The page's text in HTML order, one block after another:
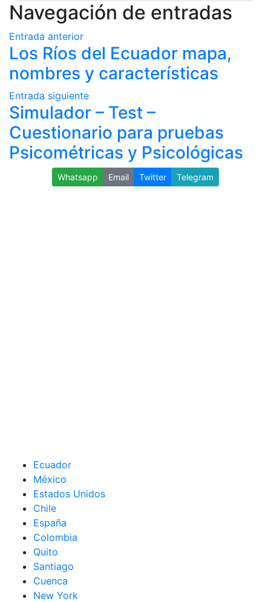
Navegación de entradas
Entrada anterior
Los Ríos del Ecuador mapa,
nombres y características
Entrada siguiente
Simulador – Test –
Cuestionario para pruebas
Psicométricas y Psicológicas
Whatsapp Email Twitter Telegram
Ecuador
México
Estados Unidos
Chile
España
Colombia
Quito
Santiago
Cuenca
New York